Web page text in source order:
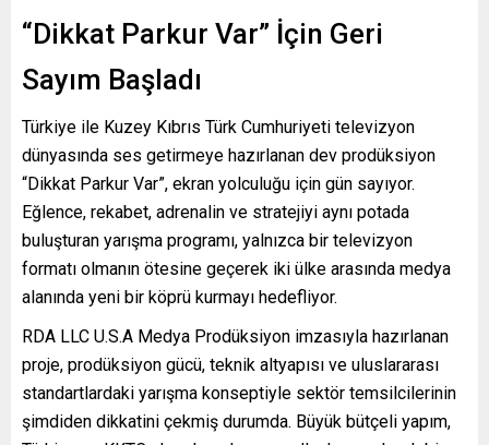
“Dikkat Parkur Var” İçin Geri
Sayım Başladı
Türkiye ile Kuzey Kıbrıs Türk Cumhuriyeti televizyon
dünyasında ses getirmeye hazırlanan dev prodüksiyon
“Dikkat Parkur Var”, ekran yolculuğu için gün sayıyor.
Eğlence, rekabet, adrenalin ve stratejiyi aynı potada
buluşturan yarışma programı, yalnızca bir televizyon
formatı olmanın ötesine geçerek iki ülke arasında medya
alanında yeni bir köprü kurmayı hedefliyor.
RDA LLC U.S.A Medya Prodüksiyon imzasıyla hazırlanan
proje, prodüksiyon gücü, teknik altyapısı ve uluslararası
standartlardaki yarışma konseptiyle sektör temsilcilerinin
şimdiden dikkatini çekmiş durumda. Büyük bütçeli yapım,